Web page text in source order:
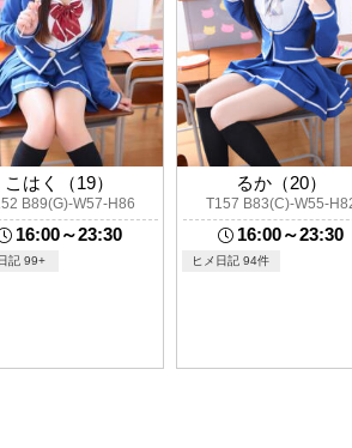
こはく（19）
B89(G)-W57-H86
16:00～23:30
記 99+
るか（20）
T157 B83(C)-W55-
16:00～23:30
ヒメ日記 94件